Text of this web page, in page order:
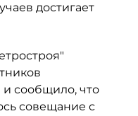
достигает
сообщило, что
совещание с